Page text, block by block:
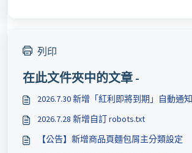
列印
在此文件夾中的文章 -
2026.7.30 新增「紅利即將到期」自動通知
2026.7.28 新增自訂 robots.txt
【公告】新增商品頁麵包屑主分類設定